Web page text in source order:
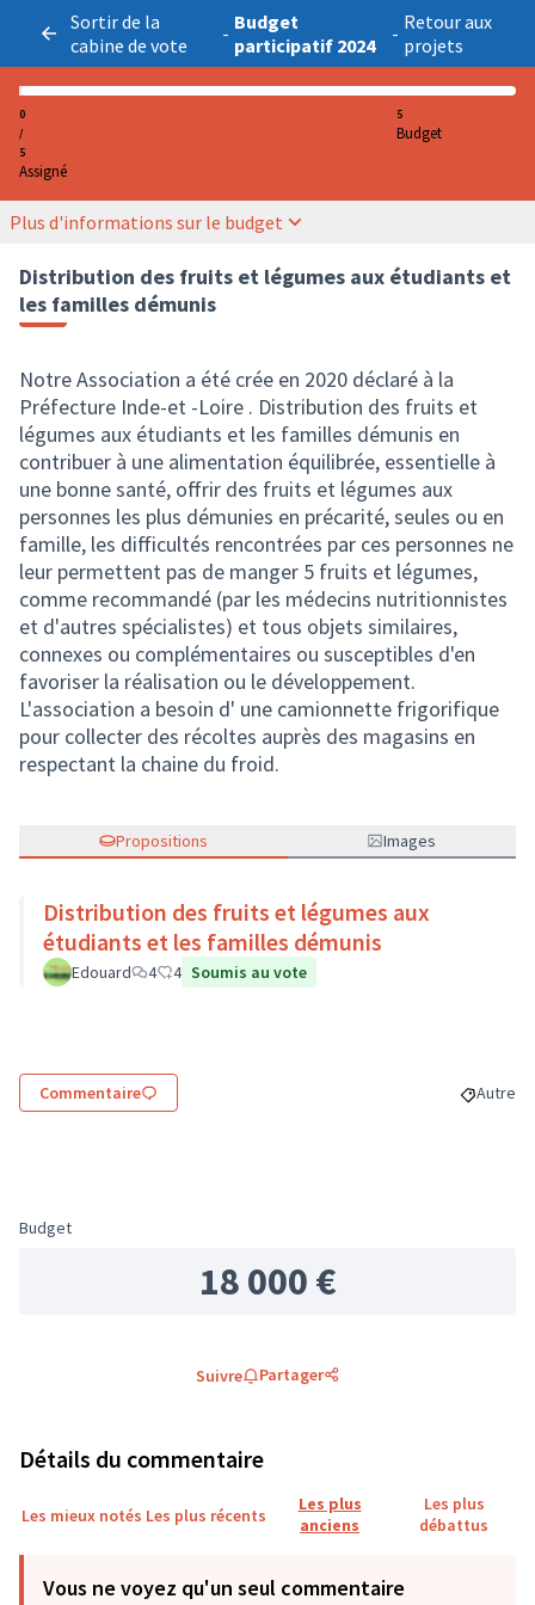
Sortir de la
cabine de vote
- Budget
participatif 2024
- Retour aux
projets
0
/
5
Assigné
5
Budget
Plus d'informations sur le budget
Distribution des fruits et légumes aux étudiants et
les familles démunis
Notre Association a été crée en 2020 déclaré à la
Préfecture Inde-et -Loire . Distribution des fruits et
légumes aux étudiants et les familles démunis en
contribuer à une alimentation équilibrée, essentielle à
une bonne santé, offrir des fruits et légumes aux
personnes les plus démunies en précarité, seules ou en
famille, les difficultés rencontrées par ces personnes ne
leur permettent pas de manger 5 fruits et légumes,
comme recommandé (par les médecins nutritionnistes
et d'autres spécialistes) et tous objets similaires,
connexes ou complémentaires ou susceptibles d'en
favoriser la réalisation ou le développement.
L'association a besoin d' une camionnette frigorifique
pour collecter des récoltes auprès des magasins en
respectant la chaine du froid.
Propositions Images
Distribution des fruits et légumes aux
étudiants et les familles démunis
Edouard 4 4 Soumis au vote
Commentaire Filtrer
Autre
Budget
18 000 €
Suivre Partager
Détails du commentaire
Les mieux notés Les plus récents
Les plus
anciens
Les plus
débattus
Vous ne voyez qu'un seul commentaire